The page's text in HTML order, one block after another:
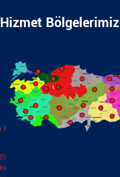
Hizmet Bölgelerimiz